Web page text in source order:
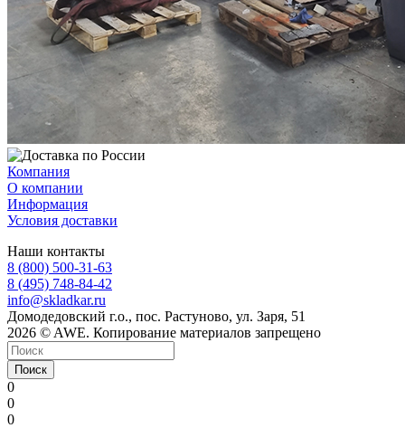
Компания
О компании
Информация
Условия доставки
Наши контакты
8 (800) 500-31-63
8 (495) 748-84-42
info@skladkar.ru
Домодедовский г.о., пос. Растуново, ул. Заря, 51
2026 © AWE. Копирование материалов запрещено
Поиск
0
0
0